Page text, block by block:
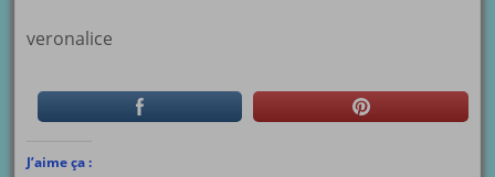
veronalice
J’aime ça :